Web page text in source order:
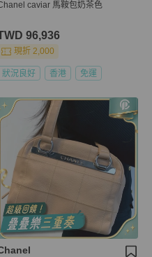
caviar 馬鞍包奶茶色
96,936
現折 2,000
狀況良好 香港 免運